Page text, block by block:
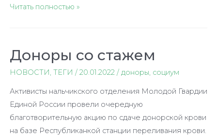
Почетный
самоотверженного
служения
Читать полностью »
Доноры со стажем
НОВОСТИ , ТЕГИ / 20.01.2022 / доноры, социум
Активисты нальчикского отделения Молодой Гвардии
Единой России провели очередную
благотворительную акцию по сдаче донорской крови
на базе Республиканкой станции переливания крови.